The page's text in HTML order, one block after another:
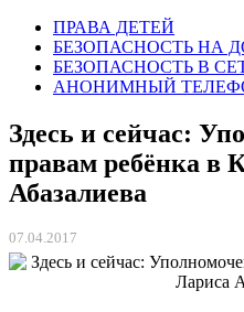
ПРАВА ДЕТЕЙ
БЕЗОПАСНОСТЬ НА
БЕЗОПАСНОСТЬ В
АНОНИМНЫЙ
Здесь и сейчас:
правам ребёнка в
Абазалиева
07.04.2017